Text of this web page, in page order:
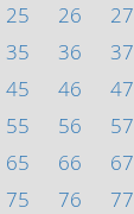
25 26 27
35 36 37
45 46 47
55 56 57
65 66 67
75 76 77